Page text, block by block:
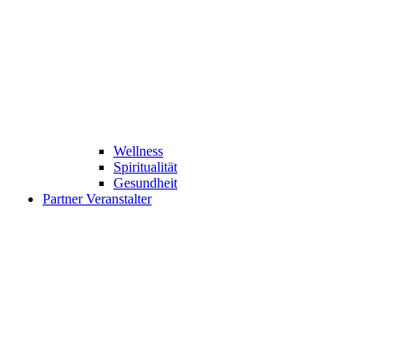
Wellness
Spiritualität
Gesundheit
Partner Veranstalter